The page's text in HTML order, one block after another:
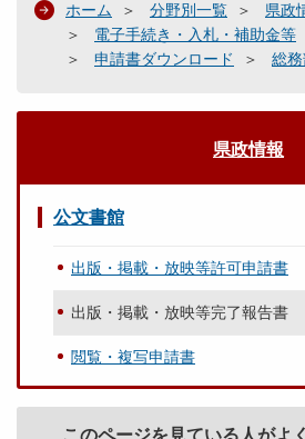
ホーム 分野別一覧
県政
電子手続き・入札・補助金等
申請書ダウンロード
総
県政情報
公文書館
出版・掲載・放映等許可申請書
出版・掲載・放映等完了報告書
閲覧・複写申請書
このページを見ている人がよ